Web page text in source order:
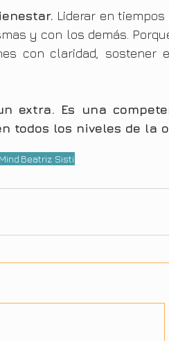
Liderar en
y con los demás.
con claridad, sostener
extra. Es una
todos los niveles de la
Beatriz Sisti